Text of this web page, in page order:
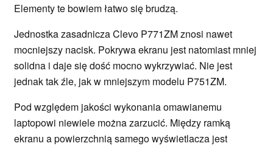
Elementy te bowiem łatwo się brudzą.
Jednostka zasadnicza Clevo P771ZM znosi nawet
mocniejszy nacisk. Pokrywa ekranu jest natomiast mniej
solidna i daje się dość mocno wykrzywiać. Nie jest
jednak tak źle, jak w mniejszym modelu P751ZM.
Pod względem jakości wykonania omawianemu
laptopowi niewiele można zarzucić. Między ramką
ekranu a powierzchnią samego wyświetlacza jest